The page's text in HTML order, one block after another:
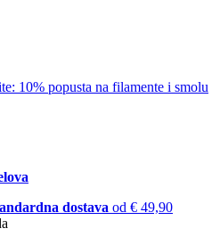
10% popusta na filamente i smolu
dostava od € 49,90